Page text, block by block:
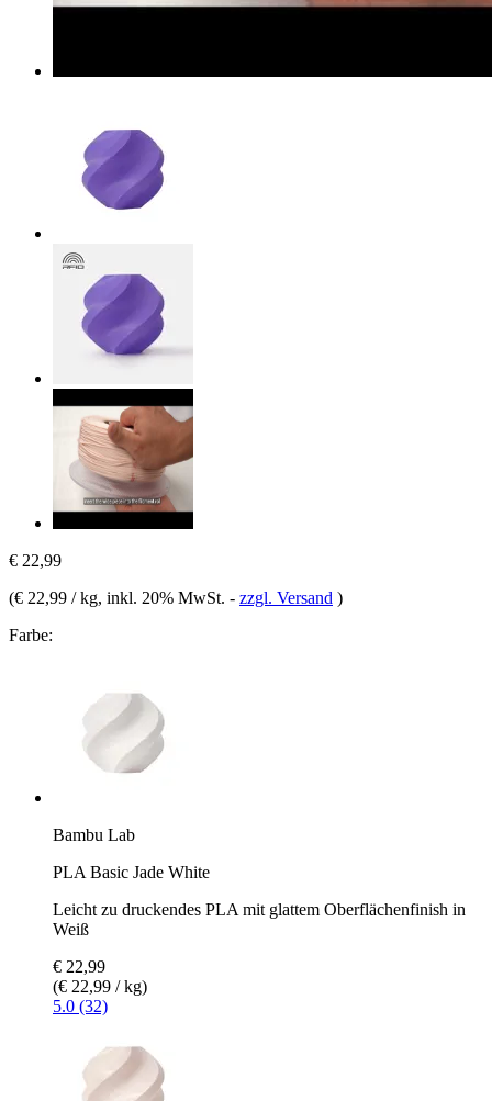
€ 22,99
(€ 22,99 / kg, inkl. 20% MwSt. - zzgl. Versand )
Farbe:
Bambu Lab
PLA Basic Jade White
Leicht zu druckendes PLA mit glattem Oberflächenfinish in
Weiß
€ 22,99
(€ 22,99 / kg)
5.0 (32)